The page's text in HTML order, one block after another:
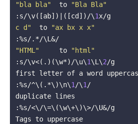
"bla bla"
  to
"Bla Bla"
:s/\v([ab])|([cd])/\1x/g
c d"
  to
"ax bx x x"
"HTML"
     to
"html"
:s/\v<(.)(\w*)/\u\1\L\2/g
first letter of a word
:%s/^\(.*\)\n\1 /\1 /
duplicate lines
:%s/<\/\=\(\w\+\)\>/\U&/g
Tags to uppercase